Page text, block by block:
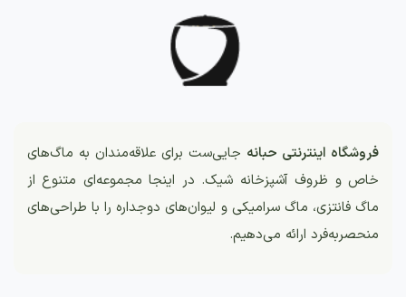
فروشگاه اینترنتی حبانه جایی‌ست برای علاقه‌مندان به ماگ‌های
خاص و ظروف آشپزخانه شیک. در اینجا مجموعه‌ای متنوع از
ماگ فانتزی، ماگ سرامیکی و لیوان‌های دوجداره را با طراحی‌های
منحصربه‌فرد ارائه می‌دهیم.